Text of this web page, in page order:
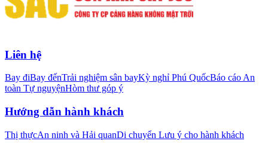
Liên hệ
Bay điBay đếnTrải nghiệm sân bayKỳ nghỉ Phú QuốcBáo cáo An
toàn Tự nguyệnHòm thư góp ý
Hướng dẫn hành khách
Thị thựcAn ninh và Hải quanDi chuyển Lưu ý cho hành khách